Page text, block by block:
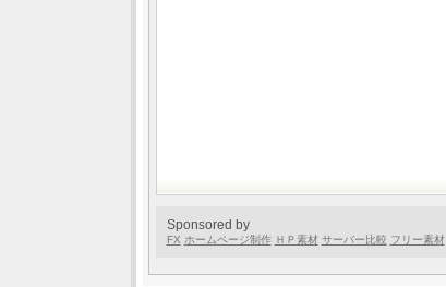
Sponsored by
FX ホームページ制作 ＨＰ素材 サーバー比較 フリー素材